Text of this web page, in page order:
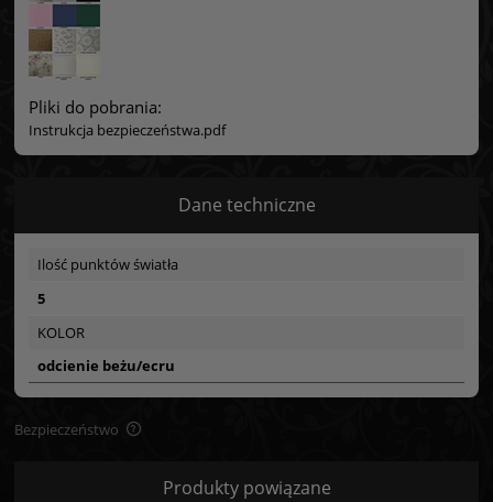
Pliki do pobrania:
Instrukcja bezpieczeństwa.pdf
Dane techniczne
Ilość punktów światła
5
KOLOR
odcienie beżu/ecru
Bezpieczeństwo
Produkty powiązane